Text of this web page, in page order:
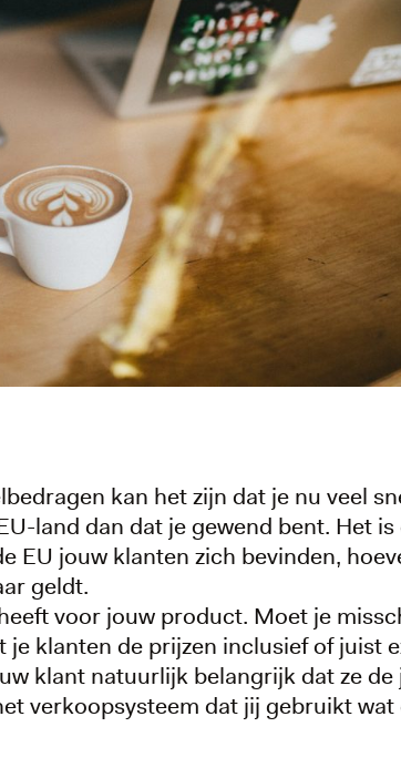
kan het zijn dat je nu veel
land dan dat je gewend bent. Het
EU jouw klanten zich bevinden,
geldt.
voor jouw product. Moet je
je klanten de prijzen inclusief of juist
klant natuurlijk belangrijk dat ze
verkoopsysteem dat jij gebruikt